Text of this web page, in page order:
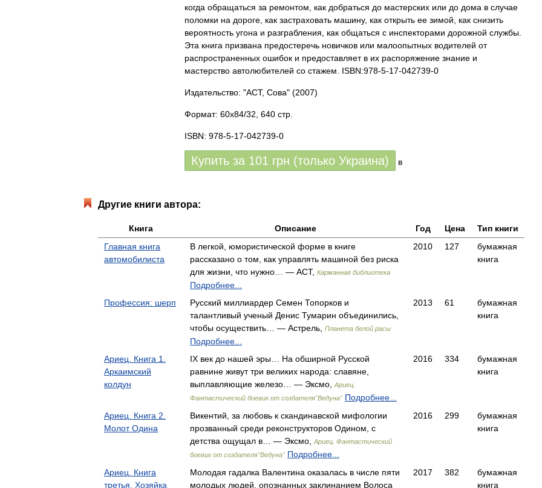
когда обращаться за ремонтом, как добраться до мастерских или до дома в случае
поломки на дороге, как застраховать машину, как открыть ее зимой, как снизить
вероятность угона и разграбления, как общаться с инспекторами дорожной службы.
Эта книга призвана предостеречь новичков или малоопытных водителей от
распространенных ошибок и предоставляет в их распоряжение знание и
мастерство автолюбителей со стажем. ISBN:978-5-17-042739-0
Издательство: "АСТ, Сова" (2007)
Формат: 60x84/32, 640 стр.
ISBN: 978-5-17-042739-0
Купить за 101 грн (только Украина) в
Другие книги автора:
Книга Описание Год Цена
Тип книги
Главная книга
автомобилиста
В легкой, юмористической форме в книге
рассказано о том, как управлять машиной без риска
для жизни, что нужно… — АСТ, Карманная библиотека
Подробнее...
2010 127
бумажная
книга
Профессия: шерп
Русский миллиардер Семен Топорков и
талантливый ученый Денис Тумарин объединились,
чтобы осуществить… — Астрель,
Планета белой расы
Подробнее...
2013 61
бумажная
книга
Ариец. Книга 1.
Аркаимский
колдун
IX век до нашей эры… На обширной Русской
равнине живут три великих народа: славяне,
выплавляющие железо… — Эксмо,
Ариец.
Фантастический боевик от создателя"Ведуна" Подробнее...
2016 334
бумажная
книга
Ариец. Книга 2.
Молот Одина
Викентий, за любовь к скандинавской мифологии
прозванный среди реконструкторов Одином, с
детства ощущал в… — Эксмо,
Ариец. Фантастический
боевик от создателя"Ведуна" Подробнее...
2016 299
бумажная
книга
Ариец. Книга
третья. Хозяйка
Молодая гадалка Валентина оказалась в числе пяти
молодых людей, опознанных заклинанием Волоса
2017 382
бумажная
книга